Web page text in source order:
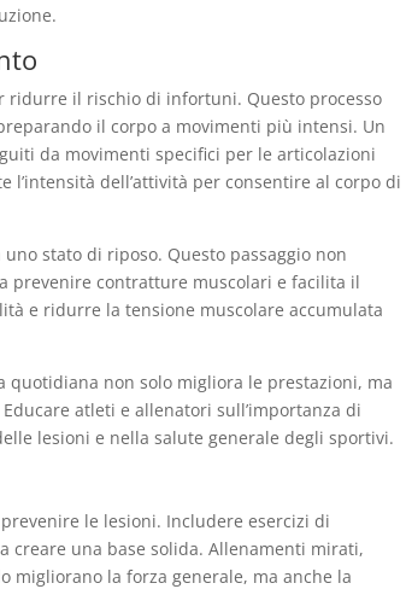
ridurre il rischio di infortuni. Questo processo
il corpo a movimenti più intensi. Un
da movimenti specifici per le articolazioni
dell’attività per consentire al corpo di
stato di riposo. Questo passaggio non
prevenire contratture muscolari e facilita il
e ridurre la tensione muscolare accumulata
non solo migliora le prestazioni, ma
atleti e allenatori sull’importanza di
lesioni e nella salute generale degli sportivi.
le lesioni. Includere esercizi di
una base solida. Allenamenti mirati,
migliorano la forza generale, ma anche la